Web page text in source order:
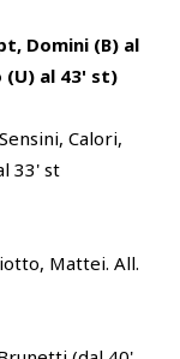
Domini (B) al
(U) al 43' st)
Calori,
33' st
Mattei. All.